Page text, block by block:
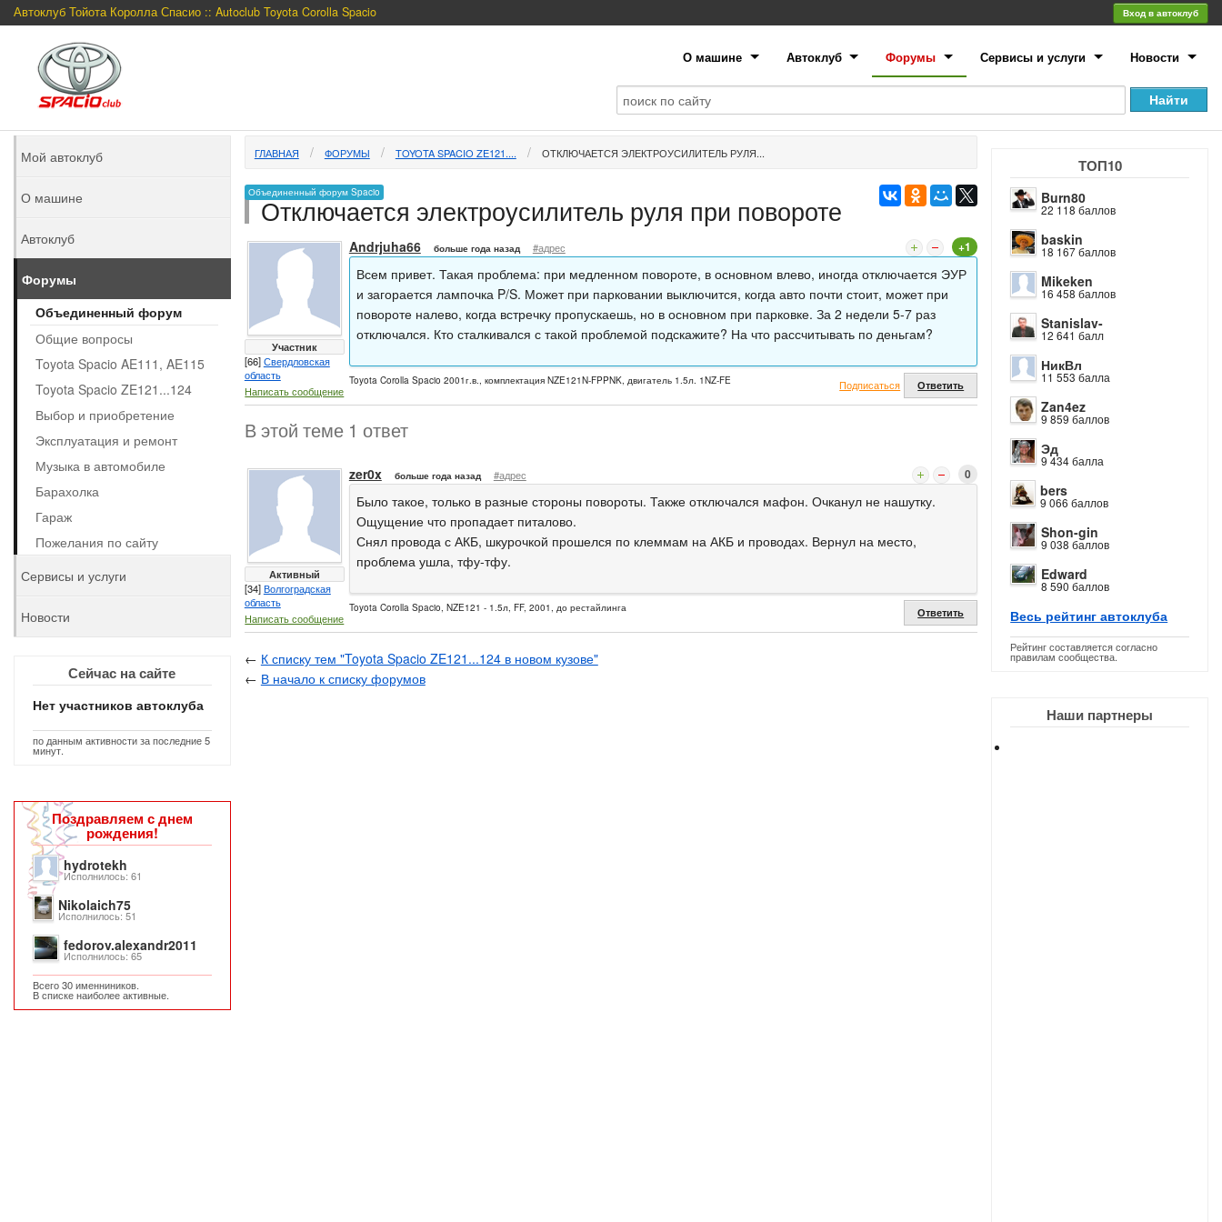
Автоклуб Тойота Королла Спасио :: Autoclub Toyota Corolla Spacio Вход в автоклуб
О машине Автоклуб Форумы Сервисы и услуги Новости
ТОП10
Burn80
22 118 баллов
baskin
18 167 баллов
Mikeken
16 458 баллов
Stanislav-
12 641 балл
НикВл
11 553 балла
Zan4ez
9 859 баллов
Эд
9 434 балла
bers
9 066 баллов
Shon-gin
9 038 баллов
Edward
8 590 баллов
Весь рейтинг автоклуба
Рейтинг составляется согласно
правилам сообщества.
Наши партнеры
ГЛАВНАЯ ФОРУМЫ TOYOTA SPACIO ZE121.... ОТКЛЮЧАЕТСЯ ЭЛЕКТРОУСИЛИТЕЛЬ РУЛЯ...
Объединенный форум Spacio
Отключается электроусилитель руля при повороте
Участник
[66]Свердловская
область
Написать сообщение
Andrjuha66 больше года назад #адрес +1
Всем привет. Такая проблема: при медленном повороте, в основном влево, иногда отключается ЭУР
и загорается лампочка P/S. Может при парковании выключится, когда авто почти стоит, может при
повороте налево, когда встречку пропускаешь, но в основном при парковке. За 2 недели 5-7 раз
отключался. Кто сталкивался с такой проблемой подскажите? На что рассчитывать по деньгам?
Toyota Corolla Spacio 2001г.в., комплектация NZE121N-FPPNK, двигатель 1.5л. 1NZ-FE Подписаться Ответить
В этой теме 1 ответ
Активный
[34]Волгоградская
область
Написать сообщение
zer0x больше года назад #адрес 0
Было такое, только в разные стороны повороты. Также отключался мафон. Очканул не нашутку.
Ощущение что пропадает питалово.
Снял провода с АКБ, шкурочкой прошелся по клеммам на АКБ и проводах. Вернул на место,
проблема ушла, тфу-тфу.
Toyota Corolla Spacio, NZE121 - 1.5л, FF, 2001, до рестайлинга Ответить
← К списку тем "Toyota Spacio ZE121...124 в новом кузове"
← В начало к списку форумов
Мой автоклуб
О машине
Автоклуб
Форумы
Объединенный форум
Общие вопросы
Toyota Spacio AE111, AE115
Toyota Spacio ZE121...124
Выбор и приобретение
Эксплуатация и ремонт
Музыка в автомобиле
Барахолка
Гараж
Пожелания по сайту
Сервисы и услуги
Новости
Сейчас на сайте
Нет участников автоклуба
по данным активности за последние 5
минут.
Поздравляем с днем
рождения!
hydrotekh
Исполнилось: 61
Nikolaich75
Исполнилось: 51
fedorov.alexandr2011
Исполнилось: 65
Всего 30 именниников.
В списке наиболее активные.